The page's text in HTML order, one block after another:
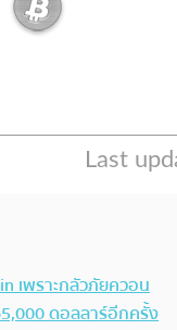
เพราะกลัวภัยควอน
ดอลลาร์อีกครั้ง